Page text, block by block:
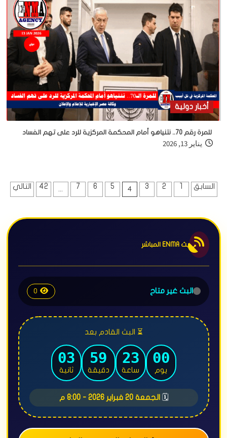
أخبار دولية
للمرة رقم 70.. نتنياهو أمام المحكمة المركزية للرد على تهم الفساد
يناير 13, 2026
تعدد
صفحات
السابق 2
3
4
5
6
7
42 التالي
بث ENMA المباشر
البث غير متاح 0
⏳ البث القادم بعد
00
يوم
23
ساعة
58
دقيقة
56
ثانية
🗓️الجمعة 20 فبراير 2026 - 8:00 م